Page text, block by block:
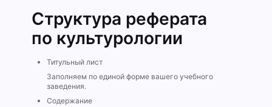
Структура реферата
по культурологии
Титульный лист
Заполняем по единой форме вашего учебного
заведения.
Содержание